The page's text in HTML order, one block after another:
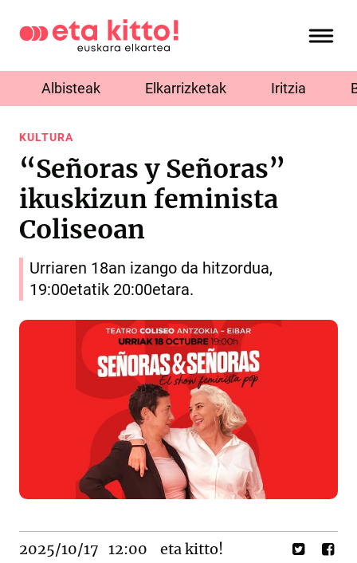
Albisteak Elkarrizketak Iritzia
KULTURA
“Señoras y Señoras”
ikuskizun feminista
Coliseoan
Urriaren 18an izango da hitzordua,
19:00etatik 20:00etara.
2025/10/17 12:00 eta kitto!